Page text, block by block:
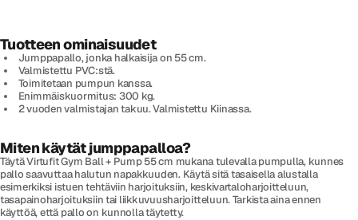
Tuotteen ominaisuudet
Jumppapallo, jonka halkaisija on 55 cm.
Valmistettu PVC:stä.
Toimitetaan pumpun kanssa.
Enimmäiskuormitus: 300 kg.
2 vuoden valmistajan takuu. Valmistettu Kiinassa.
Miten käytät jumppapalloa?
Täytä Virtufit Gym Ball + Pump 55 cm mukana tulevalla pumpulla, kunnes
pallo saavuttaa halutun napakkuuden. Käytä sitä tasaisella alustalla
esimerkiksi istuen tehtäviin harjoituksiin, keskivartaloharjoitteluun,
tasapainoharjoituksiin tai liikkuvuusharjoitteluun. Tarkista aina ennen
käyttöä, että pallo on kunnolla täytetty.